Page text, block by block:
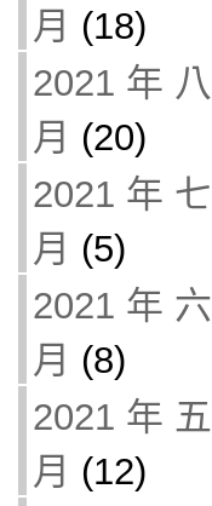
月 (18)
2021 年 八
月 (20)
2021 年 七
月 (5)
2021 年 六
月 (8)
2021 年 五
月 (12)